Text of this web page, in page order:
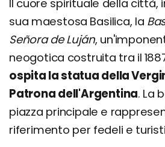
Il cuore spirituale della città,
sua maestosa Basilica, la
Señora de Luján,
neogotica costruita tra il
ospita la statua della
Patrona dell'Argentina. La
piazza principale e
riferimento per fedeli e